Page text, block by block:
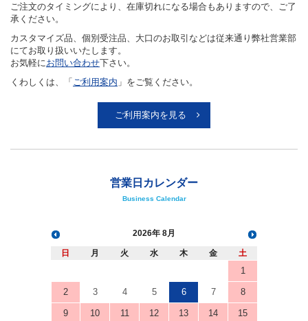
ご注文のタイミングにより、在庫切れになる場合もありますので、ご了
承ください。
カスタマイズ品、個別受注品、大口のお取引などは従来通り弊社営業部
にてお取り扱いいたします。
お気軽にお問い合わせ下さい。
くわしくは、「 ご利用案内 」をご覧ください。
ご利用案内を見る
営業日カレンダー
Business Calendar
2026 8月
日 月 火 水 木 金 土
1
2 3 4 5 6 7 8
9 10 11 12 13 14 15